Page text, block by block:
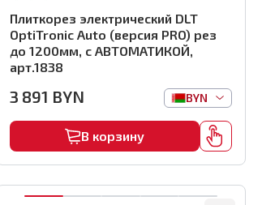
Плиткорез электрический DLT
OptiTronic Auto (версия PRO) рез
до 1200мм, с АВТОМАТИКОЙ,
арт.1838
3 891 BYN BYN
В корзину